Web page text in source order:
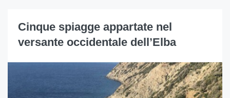
Cinque spiagge appartate nel
versante occidentale dell’Elba